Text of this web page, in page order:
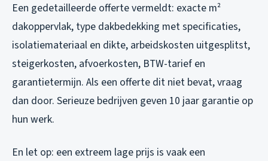
Een gedetailleerde offerte vermeldt: exacte m²
dakoppervlak, type dakbedekking met specificaties,
isolatiemateriaal en dikte, arbeidskosten uitgesplitst,
steigerkosten, afvoerkosten, BTW-tarief en
garantietermijn. Als een offerte dit niet bevat, vraag
dan door. Serieuze bedrijven geven 10 jaar garantie op
hun werk.
En let op: een extreem lage prijs is vaak een